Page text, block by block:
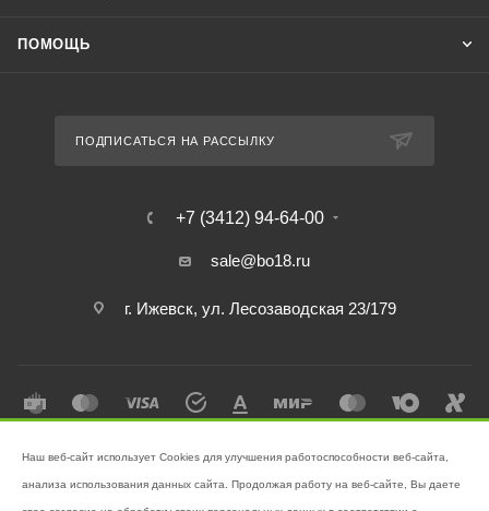
ПОМОЩЬ
ПОДПИСАТЬСЯ НА РАССЫЛКУ
+7 (3412) 94-64-00
sale@bo18.ru
г. Ижевск, ул. Лесозаводская 23/179
поддержании чистоты!
Наш веб-сайт использует Cookies для улучшения работоспособности веб-сайта,
анализа использования данных сайта. Продолжая работу на веб-сайте, Вы даете